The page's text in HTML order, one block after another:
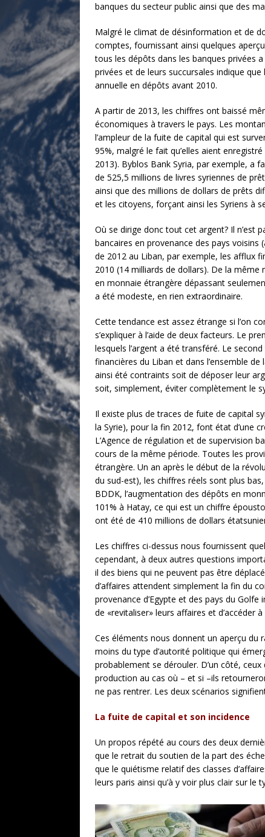
banques du secteur public ainsi que des
Malgré le climat de désinformation et de
comptes, fournissant ainsi quelques
tous les dépôts dans les banques privées
privées et de leurs succursales indique
annuelle en dépôts avant 2010.
A partir de 2013, les chiffres ont baissé
économiques à travers le pays. Les
l’ampleur de la fuite de capital qui est
95%, malgré le fait qu’elles aient
2013). Byblos Bank Syria, par exemple, a
de 525,5 millions de livres syriennes de
ainsi que des millions de dollars de prêts
et les citoyens, forçant ainsi les Syriens à
Où se dirige donc tout cet argent? Il n’est
bancaires en provenance des pays
de 2012 au Liban, par exemple, les afflux
2010 (14 milliards de dollars). De la même
en monnaie étrangère dépassant
a été modeste, en rien extraordinaire.
Cette tendance est assez étrange si l’on
s’expliquer à l’aide de deux facteurs. Le
lesquels l’argent a été transféré. Le
financières du Liban et dans l’ensemble
ainsi été contraints soit de déposer leur
soit, simplement, éviter complètement le
Il existe plus de traces de fuite de capital
la Syrie), pour la fin 2012, font état d’une
L’Agence de régulation et de supervision
cours de la même période. Toutes les
étrangère. Un an après le début de la
du sud-est), les chiffres réels sont plus
BDDK, l’augmentation des dépôts en
101% à Hatay, ce qui est un chiffre
ont été de 410 millions de dollars
Les chiffres ci-dessus nous fournissent
cependant, à deux autres questions
il des biens qui ne peuvent pas être
d’affaires attendent simplement la fin du
provenance d’Egypte et des pays du
de «revitaliser» leurs affaires et d’accéder
Ces éléments nous donnent un aperçu du
moins du type d’autorité politique qui
probablement se dérouler. D’un côté,
production au cas où – et si –ils
ne pas rentrer. Les deux scénarios
La fuite de capital et son incidence
Un propos répété au cours des deux
que le retrait du soutien de la part des
que le quiétisme relatif des classes
leurs paris ainsi qu’à y voir plus clair sur le